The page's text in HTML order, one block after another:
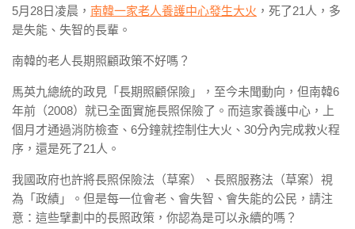
5月28日凌晨， 南韓一家老人養護中心發生大火 ，死了21人，多
是失能、失智的長輩。
南韓的老人長期照顧政策不好嗎？
馬英九總統的政見「長期照顧保險」，至今未聞動向，但南韓6
年前（2008）就已全面實施長照保險了。而這家養護中心，上
個月才通過消防檢查、6分鐘就控制住大火、30分內完成救火程
序，還是死了21人。
我國政府也許將長照保險法（草案）、長照服務法（草案）視
為「政績」。但是每一位會老、會失智、會失能的公民，請注
意：這些擘劃中的長照政策，你認為是可以永續的嗎？